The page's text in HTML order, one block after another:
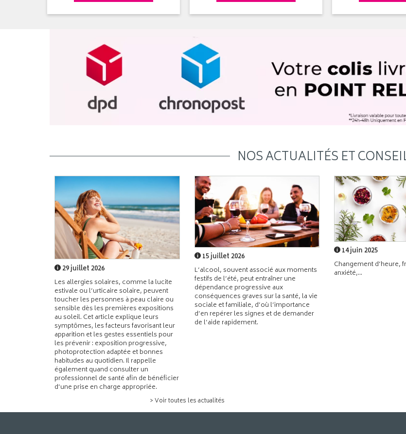
NOS ACTUALITÉS ET
29 juillet 2026
Les allergies solaires, comme la lucite
estivale ou l’urticaire solaire, peuvent
toucher les personnes à peau claire ou
sensible dès les premières expositions
au soleil. Cet article explique leurs
symptômes, les facteurs favorisant leur
apparition et les gestes essentiels pour
les prévenir : exposition progressive,
photoprotection adaptée et bonnes
habitudes au quotidien. Il rappelle
également quand consulter un
professionnel de santé afin de bénéficier
d’une prise en charge appropriée.
15 juillet 2026
L’alcool, souvent associé aux moments
festifs de l’été, peut entraîner une
dépendance progressive aux
conséquences graves sur la santé, la vie
sociale et familiale, d’où l’importance
d’en repérer les signes et de demander
de l’aide rapidement.
> Voir toutes les actualités
14 juin 2025
Changement d’heure,
anxiété,...